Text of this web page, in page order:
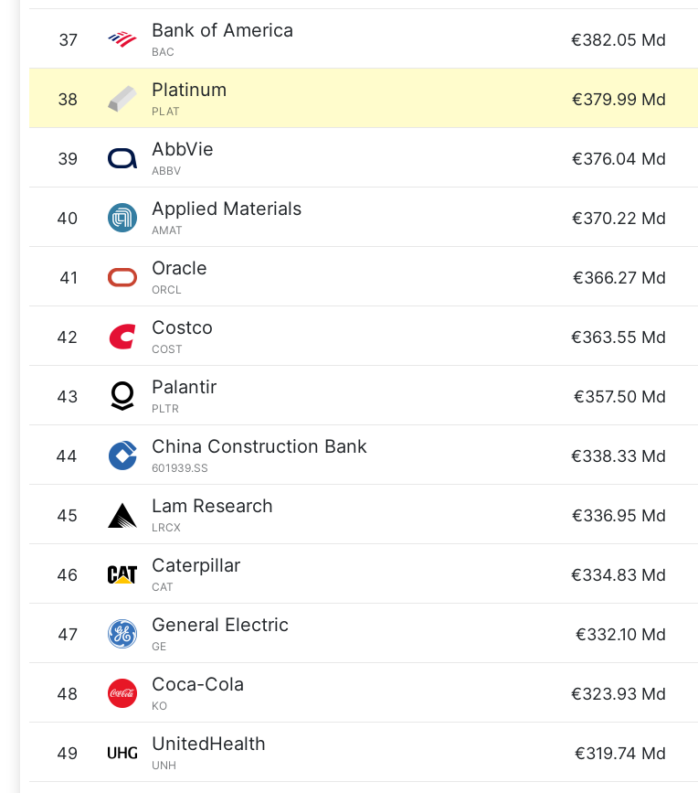
37 Bank of America
BAC
€382.05 Md
38 Platinum
PLAT
€379.99 Md
39 AbbVie
ABBV
€376.04 Md
40 Applied Materials
AMAT
€370.22 Md
41 Oracle
ORCL
€366.27 Md
42 Costco
COST
€363.55 Md
43 Palantir
PLTR
€357.50 Md
44 China Construction Bank
601939.SS
€338.33 Md
45 Lam Research
LRCX
€336.95 Md
46 Caterpillar
CAT
€334.83 Md
47 General Electric
GE
€332.10 Md
48 Coca-Cola
KO
€323.93 Md
49 UnitedHealth
UNH
€319.74 Md